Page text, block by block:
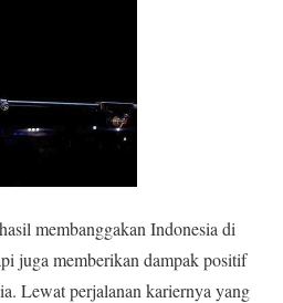
membanggakan Indonesia di
juga memberikan dampak positif
Lewat perjalanan kariernya yang